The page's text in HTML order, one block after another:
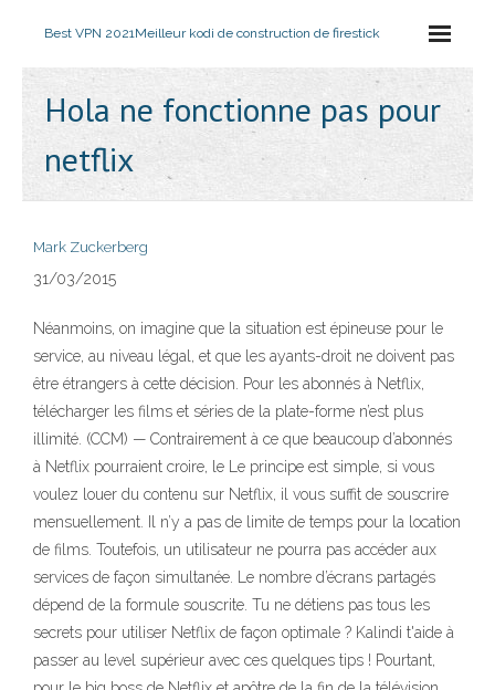
Best VPN 2021Meilleur kodi de construction de firestick
Hola ne fonctionne pas pour
netflix
Mark Zuckerberg
31/03/2015
Néanmoins, on imagine que la situation est épineuse pour le
service, au niveau légal, et que les ayants-droit ne doivent pas
être étrangers à cette décision. Pour les abonnés à Netflix,
télécharger les films et séries de la plate-forme n’est plus
illimité. (CCM) — Contrairement à ce que beaucoup d’abonnés
à Netflix pourraient croire, le Le principe est simple, si vous
voulez louer du contenu sur Netflix, il vous suffit de souscrire
mensuellement. Il n’y a pas de limite de temps pour la location
de films. Toutefois, un utilisateur ne pourra pas accéder aux
services de façon simultanée. Le nombre d’écrans partagés
dépend de la formule souscrite. Tu ne détiens pas tous les
secrets pour utiliser Netflix de façon optimale ? Kalindi t'aide à
passer au level supérieur avec ces quelques tips ! Pourtant,